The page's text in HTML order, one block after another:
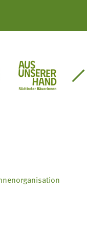
Bäuerinnen lernen -
für die
Aus unserer